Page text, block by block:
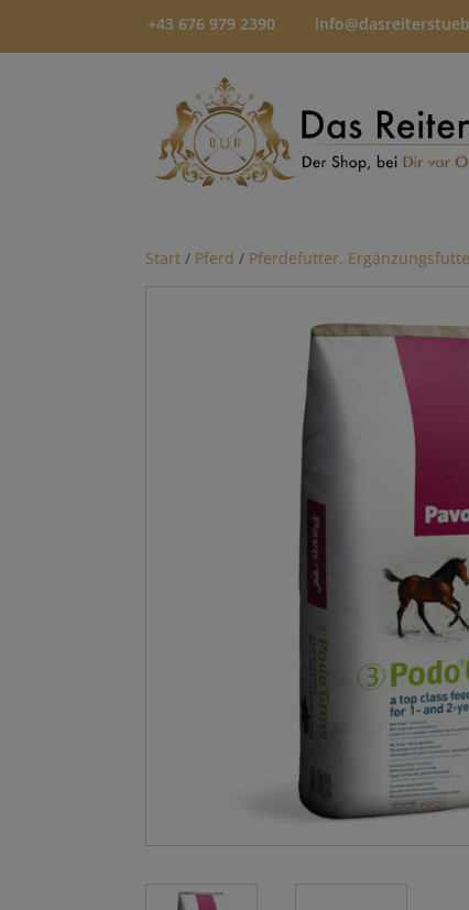
+43 676 979 2390
Start / Pferd / Pferdefutter,